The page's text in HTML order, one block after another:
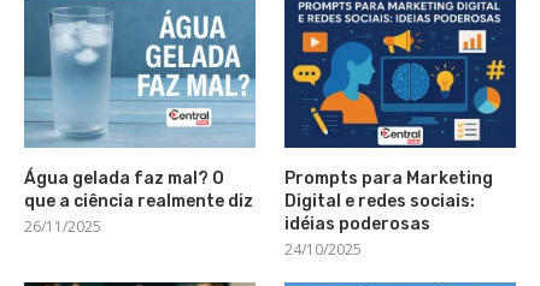
Água gelada faz mal? O
que a ciência realmente diz
26/11/2025
Prompts para Marketing
Digital e redes sociais:
idéias poderosas
24/10/2025